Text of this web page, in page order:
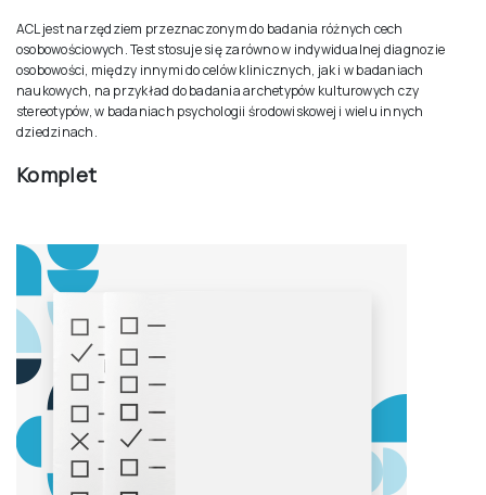
Młodzież szkół ponadpodstawowych, dorośli (15–69 lat)
PROCEDURA
Badanie indywidualne lub grupowe; bez ograniczenia czasu, przeciętnie
około 12 minut
Psychologowie
ACL jest narzędziem przeznaczonym do badania różnych cech
osobowościowych. Test stosuje się zarówno w indywidualnej diagnozie
osobowości, między innymi do celów klinicznych, jak i w badaniach
naukowych, na przykład do badania archetypów kulturowych czy
stereotypów, w badaniach psychologii środowiskowej i wielu innych
dziedzinach.
Komplet